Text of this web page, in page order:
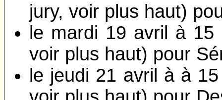
jury, voir plus haut)
le mardi 19 avril à 15
voir plus haut) pour
le jeudi 21 avril à à